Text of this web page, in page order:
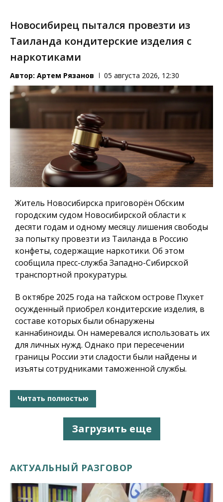
Новосибирец пытался провезти из
Таиланда кондитерские изделия с
наркотиками
Автор: Артем Рязанов 05 августа 2026, 12:30
Житель Новосибирска приговорён Обским
городским судом Новосибирской области к
десяти годам и одному месяцу лишения свободы
за попытку провезти из Таиланда в Россию
конфеты, содержащие наркотики. Об этом
сообщила пресс-служба Западно-Сибирской
транспортной прокуратуры.
В октябре 2025 года на тайском острове Пхукет
осужденный приобрел кондитерские изделия, в
составе которых были обнаружены
каннабиноиды. Он намеревался использовать их
для личных нужд. Однако при пересечении
границы России эти сладости были найдены и
изъяты сотрудниками таможенной службы.
Читать полностью
Загрузить еще
АКТУАЛЬНЫЙ РАЗГОВОР